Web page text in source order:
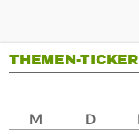
THEMEN-TICKER
M D